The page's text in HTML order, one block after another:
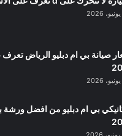
صيانة بي ام دبليو الرياض تعرف
بي ام دبليو من افضل ورشة